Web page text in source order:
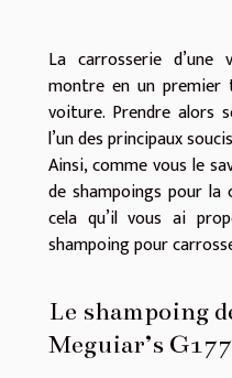
La carrosserie
montre en un premier
voiture. Prendre alors
l’un des principaux
Ainsi, comme vous le
de shampoings pour la
cela qu’il vous ai
shampoing pour
Le shampoing
Meguiar’s